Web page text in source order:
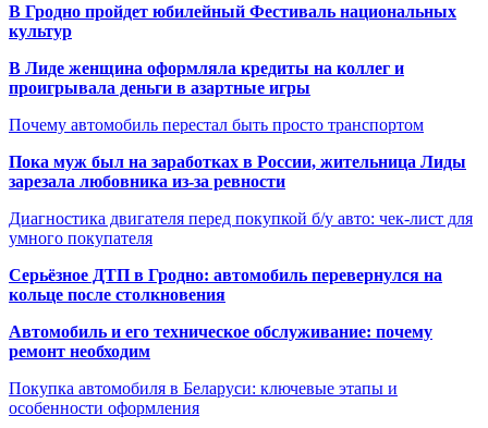
В Гродно пройдет юбилейный Фестиваль национальных
культур
В Лиде женщина оформляла кредиты на коллег и
проигрывала деньги в азартные игры
Почему автомобиль перестал быть просто транспортом
Пока муж был на заработках в России, жительница Лиды
зарезала любовника из-за ревности
Диагностика двигателя перед покупкой б/у авто: чек-лист для
умного покупателя
Серьёзное ДТП в Гродно: автомобиль перевернулся на
кольце после столкновения
Автомобиль и его техническое обслуживание: почему
ремонт необходим
Покупка автомобиля в Беларуси: ключевые этапы и
особенности оформления